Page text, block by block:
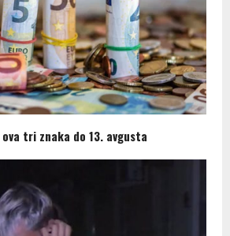
tri znaka do 13. avgusta